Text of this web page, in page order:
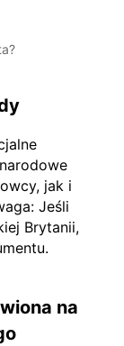
jak i
Jeśli
Brytanii,
na